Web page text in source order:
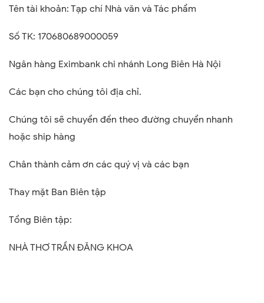
Tên tài khoản: Tạp chí Nhà văn và Tác phẩm
Số TK: 170680689000059
Ngân hàng Eximbank chi nhánh Long Biên Hà Nội
Các bạn cho chúng tôi địa chỉ.
Chúng tôi sẽ chuyển đến theo đường chuyển nhanh
hoặc ship hàng
Chân thành cảm ơn các quý vị và các bạn
Thay mặt Ban Biên tập
Tổng Biên tập:
NHÀ THƠ TRẦN ĐĂNG KHOA